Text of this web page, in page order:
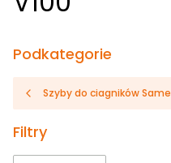
Podkategorie
Szyby do ciagników Same
Filtry